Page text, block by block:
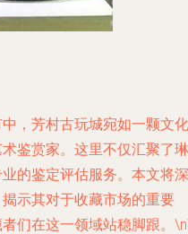
，芳村古玩城宛如一颗文化
鉴赏家。这里不仅汇聚了琳
的鉴定评估服务。本文将深
示其对于收藏市场的重要
们在这一领域站稳脚跟。